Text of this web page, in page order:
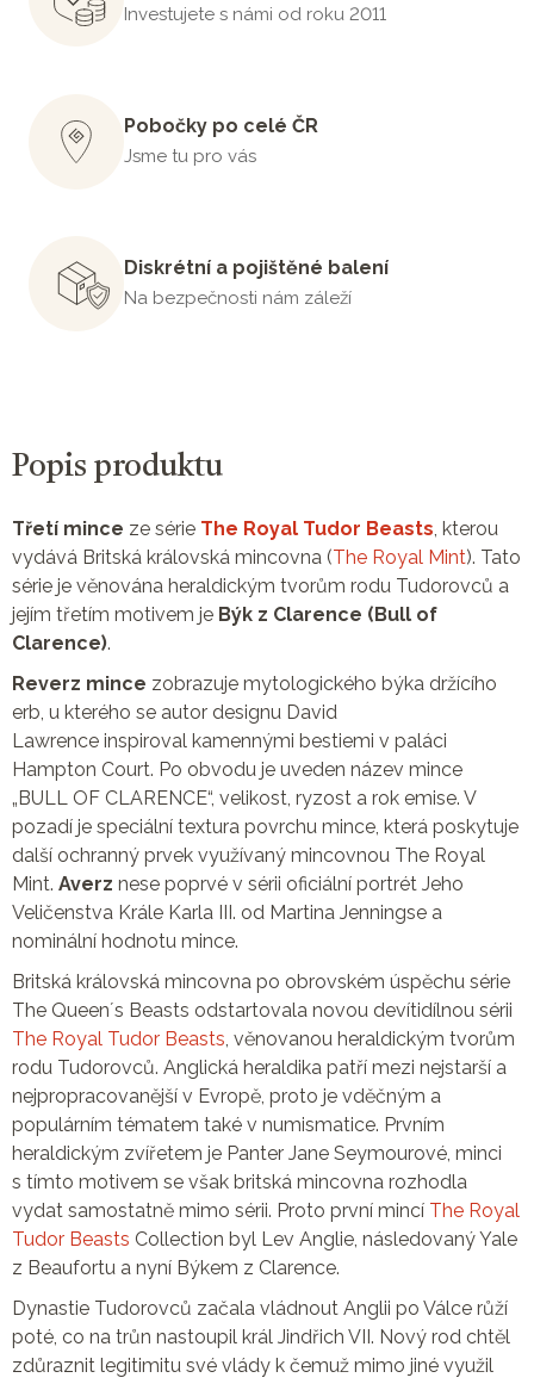
Investujete s námi od roku 2011
Pobočky po celé ČR
Jsme tu pro vás
Diskrétní a pojištěné balení
Na bezpečnosti nám záleží
Popis produktu
Třetí mince ze série The Royal Tudor Beasts, kterou
vydává Britská královská mincovna (The Royal Mint). Tato
série je věnována heraldickým tvorům rodu Tudorovců a
jejím třetím motivem je Býk z Clarence (Bull of
Clarence).
Reverz mince zobrazuje mytologického býka držícího
erb, u kterého se autor designu David
Lawrence inspiroval kamennými bestiemi v paláci
Hampton Court. Po obvodu je uveden název mince
„BULL OF CLARENCE“, velikost, ryzost a rok emise. V
pozadí je speciální textura povrchu mince, která poskytuje
další ochranný prvek využívaný mincovnou The Royal
Mint. Averz nese poprvé v sérii oficiální portrét Jeho
Veličenstva Krále Karla III. od Martina Jenningse a
nominální hodnotu mince.
Britská královská mincovna po obrovském úspěchu série
The Queenʼs Beasts odstartovala novou devítidílnou sérii
The Royal Tudor Beasts, věnovanou heraldickým tvorům
rodu Tudorovců. Anglická heraldika patří mezi nejstarší a
nejpropracovanější v Evropě, proto je vděčným a
populárním tématem také v numismatice. Prvním
heraldickým zvířetem je Panter Jane Seymourové, minci
s tímto motivem se však britská mincovna rozhodla
vydat samostatně mimo sérii. Proto první mincí The Royal
Tudor Beasts Collection byl Lev Anglie, následovaný Yale
z Beaufortu a nyní Býkem z Clarence.
Dynastie Tudorovců začala vládnout Anglii po Válce růží
poté, co na trůn nastoupil král Jindřich VII. Nový rod chtěl
zdůraznit legitimitu své vlády k čemuž mimo jiné využil